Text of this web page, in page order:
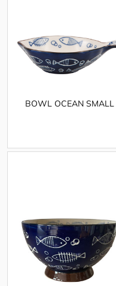
BOWL OCEAN SMALL